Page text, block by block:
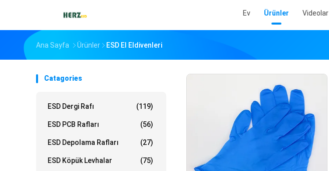
Ev Ürünler Videolar
Ana Sayfa Ürünler ESD El Eldivenleri
Catagories
ESD Dergi Rafı (119)
ESD PCB Rafları (56)
ESD Depolama Rafları (27)
ESD Köpük Levhalar (75)